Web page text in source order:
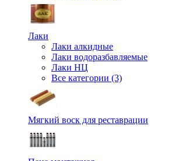
Лаки
Лаки алкидные
Лаки водоразбавляемые
Лаки НЦ
Все категории (3)
Мягкий воск для реставрации